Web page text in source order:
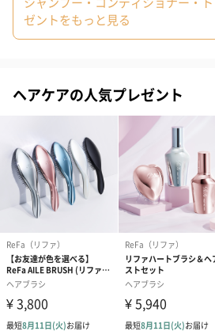
ゼントをもっと見る
ヘアケアの人気プレゼント